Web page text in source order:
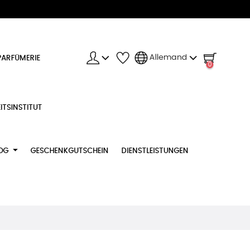
Allemand
0
GESCHENKGUTSCHEIN DIENSTLEISTUNGEN